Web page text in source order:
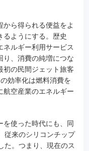
ら得られる便益をよ
るようにする。歴史
ネルギー利用サービス
り、消費の純増につな
初の民間ジェット旅客
効率化は燃料消費を
航空産業のエネルギー
使った時代にも、同
従来のシリコンチップ
た。つまり、現在のス